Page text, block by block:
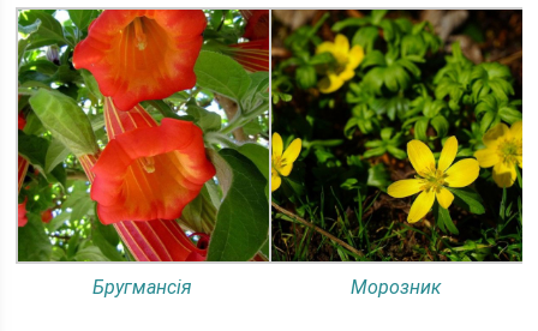
Бругмансія Морозник